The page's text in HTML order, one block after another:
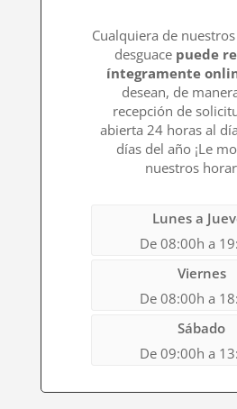
Cualquiera de
desguace puede
íntegramente
desean, de
recepción de
abierta 24 horas al
días del año ¡Le
nuestros
Lunes a
De 08:00h a
Viernes
De 08:00h a
Sábado
De 09:00h a